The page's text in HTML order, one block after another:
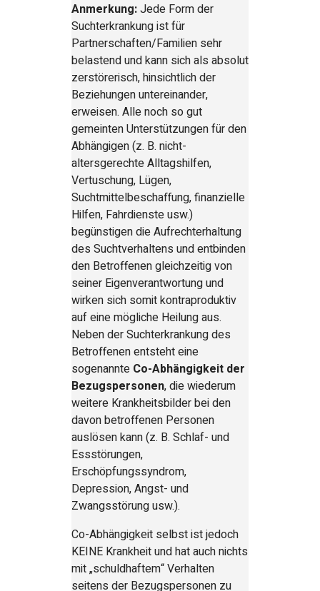
Anmerkung:Jede Form der
Suchterkrankung ist für
Partnerschaften/Familien sehr
belastend und kann sich als absolut
zerstörerisch, hinsichtlich der
Beziehungen untereinander,
erweisen. Alle noch so gut
gemeinten Unterstützungen für den
Abhängigen (z. B. nicht-
altersgerechte Alltagshilfen,
Vertuschung, Lügen,
Suchtmittelbeschaffung, finanzielle
Hilfen, Fahrdienste usw.)
begünstigen die Aufrechterhaltung
des Suchtverhaltens und entbinden
den Betroffenen gleichzeitig von
seiner Eigenverantwortung und
wirken sich somit kontraproduktiv
auf eine mögliche Heilung aus.
Neben der Suchterkrankung des
Betroffenen entsteht eine
sogenannte Co-Abhängigkeit der
Bezugspersonen, die wiederum
weitere Krankheitsbilder bei den
davon betroffenen Personen
auslösen kann (z. B. Schlaf- und
Essstörungen,
Erschöpfungssyndrom,
Depression, Angst- und
Zwangsstörung usw.).
Co-Abhängigkeit selbst ist jedoch
KEINE Krankheit und hat auch nichts
mit „schuldhaftem“ Verhalten
seitens der Bezugspersonen zu